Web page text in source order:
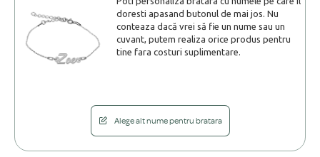
doresti apasand butonul de mai jos. Nu
conteaza dacă vrei să fie un nume sau un
cuvant, putem realiza orice produs pentru
tine fara costuri suplimentare.
Alege alt nume pentru bratara